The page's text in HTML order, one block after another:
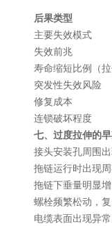
后果类型
主要失效模式
失效前兆
寿命缩短比例（
突发性失效风险
修复成本
连锁破坏程度
七、过度拉伸的
接头安装孔周围
拖链运行时出现
拖链下垂量明显
螺栓频繁松动，
电缆表面出现异